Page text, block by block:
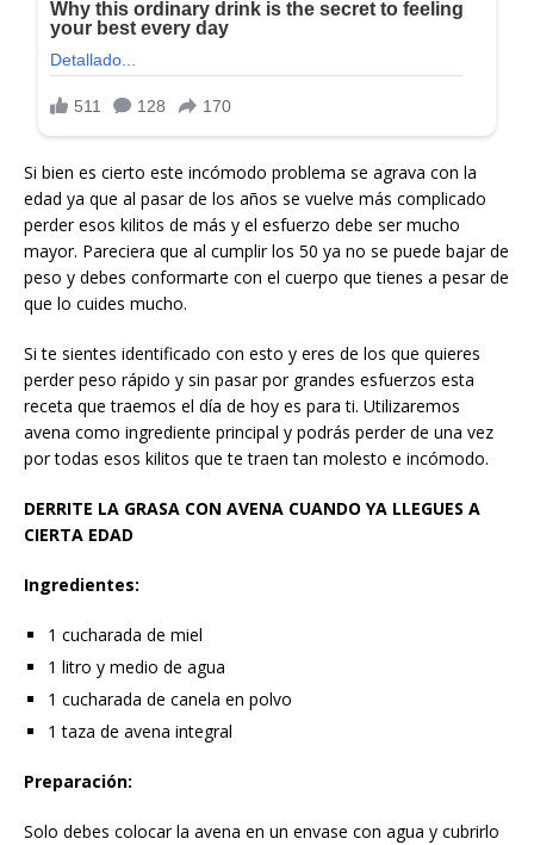
Si bien es cierto este incómodo problema se agrava con la
edad ya que al pasar de los años se vuelve más complicado
perder esos kilitos de más y el esfuerzo debe ser mucho
mayor. Pareciera que al cumplir los 50 ya no se puede bajar de
peso y debes conformarte con el cuerpo que tienes a pesar de
que lo cuides mucho.
Si te sientes identificado con esto y eres de los que quieres
perder peso rápido y sin pasar por grandes esfuerzos esta
receta que traemos el día de hoy es para ti. Utilizaremos
avena como ingrediente principal y podrás perder de una vez
por todas esos kilitos que te traen tan molesto e incómodo.
DERRITE LA GRASA CON AVENA CUANDO YA LLEGUES A
CIERTA EDAD
Ingredientes:
1 cucharada de miel
1 litro y medio de agua
1 cucharada de canela en polvo
1 taza de avena integral
Preparación:
Solo debes colocar la avena en un envase con agua y cubrirlo